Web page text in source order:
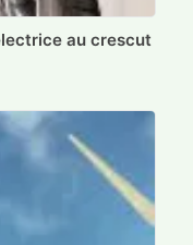
au crescut